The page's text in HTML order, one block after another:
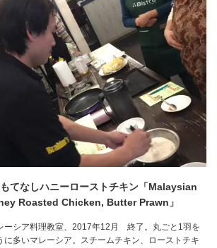
てなしハニーローストチキン「Malaysian
Roasted Chicken, Butter Prawn」
ーシア料理教室、2017年12月 終了。丸ごと1羽を
に多いマレーシア。スチームチキン、ローストチキ